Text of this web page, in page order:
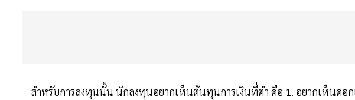
สำหรับการลงทุนนั้น นักลงทุนอยากเห็นต้นทุนการเงินที่ต่ำ คือ 1. อยากเห็นดอ